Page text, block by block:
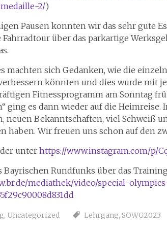
2/)
Pausen konnten wir das sehr gute
über das parkartige
machten sich Gedanken, wie die
könnten und dies wurde mit
Fitnessprogramm am Sonntag
ging es dann wieder auf die
neuen Bekanntschaften, viel Schweiß
haben. Wir freuen uns schon auf den
unterhttps://www.instagram.com/p/
Bayrischen Rundfunks über das
mediathek/video/special-
, Uncategorized Lehrgang, SOWG2023